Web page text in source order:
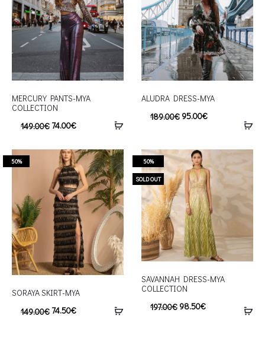
MERCURY PANTS-MYA
COLLECTION
149.00€ 74.00€
ALUDRA DRESS-MYA
189.00€ 95.00€
50%
SORAYA SKIRT-MYA
149.00€ 74.50€
50%
SOLD OUT
SAVANNAH DRESS-MYA
COLLECTION
197.00€ 98.50€